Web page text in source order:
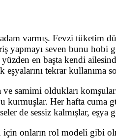
varmış. Fevzi tüketim
yapmayı seven bunu hobi
o yüzden en başta kendi
tekrar kullanıma
ve samimi oldukları
Her hafta cuma
de sessiz kalmışlar,
onların rol modeli gibi